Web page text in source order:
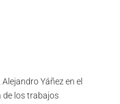
Yáñez en el
de los trabajos